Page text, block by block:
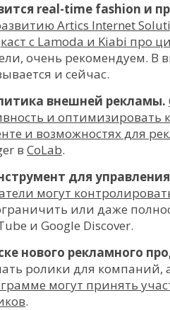
real-time fashion и
Artics Internet
с Lamoda и Kiabi про
очень рекомендуем.
и сейчас.
внешней рекламы.
и
и возможностях для
в CoLab.
для
могут
или даже
и Google Discover.
нового рекламного
ролики для компаний,
могут принять
.